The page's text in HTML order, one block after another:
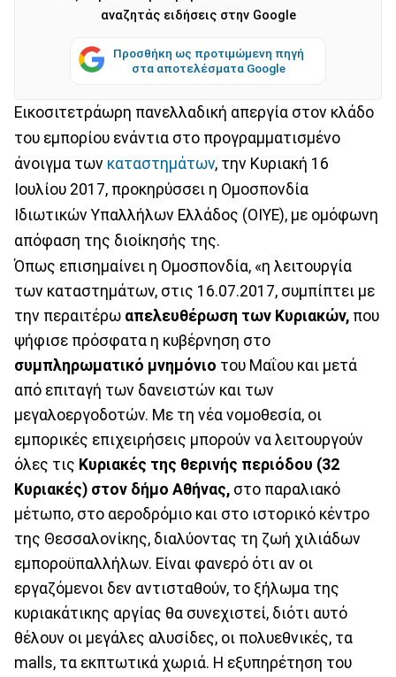
αναζητάς ειδήσεις στην Google
Προσθήκη ως προτιμώμενη πηγή
στα αποτελέσματα Google
Εικοσιτετράωρη πανελλαδική απεργία στον κλάδο
του εμπορίου ενάντια στο προγραμματισμένο
άνοιγμα των καταστημάτων, την Κυριακή 16
Ιουλίου 2017, προκηρύσσει η Ομοσπονδία
Ιδιωτικών Υπαλλήλων Ελλάδος (ΟΙΥΕ), με ομόφωνη
απόφαση της διοίκησής της.
Όπως επισημαίνει η Ομοσπονδία, «η λειτουργία
των καταστημάτων, στις 16.07.2017, συμπίπτει με
την περαιτέρω απελευθέρωση των Κυριακών, που
ψήφισε πρόσφατα η κυβέρνηση στο
συμπληρωματικό μνημόνιο του Μαΐου και μετά
από επιταγή των δανειστών και των
μεγαλοεργοδοτών. Με τη νέα νομοθεσία, οι
εμπορικές επιχειρήσεις μπορούν να λειτουργούν
όλες τις Κυριακές της θερινής περιόδου (32
Κυριακές) στον δήμο Αθήνας, στο παραλιακό
μέτωπο, στο αεροδρόμιο και στο ιστορικό κέντρο
της Θεσσαλονίκης, διαλύοντας τη ζωή χιλιάδων
εμποροϋπαλλήλων. Είναι φανερό ότι αν οι
εργαζόμενοι δεν αντισταθούν, το ξήλωμα της
κυριακάτικης αργίας θα συνεχιστεί, διότι αυτό
θέλουν οι μεγάλες αλυσίδες, οι πολυεθνικές, τα
malls, τα εκπτωτικά χωριά. Η εξυπηρέτηση του